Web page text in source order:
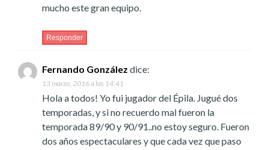
mucho este gran equipo.
Responder
Fernando González dice:
13 marzo, 2016 a las 14:41
Hola a todos! Yo fui jugador del Épila. Jugué dos
temporadas, y si no recuerdo mal fueron la
temporada 89/90 y 90/91..no estoy seguro. Fueron
dos años espectaculares y que cada vez que paso